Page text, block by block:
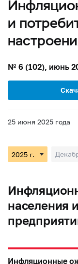
и
№ 6 (102), июнь
25 июня 2025 года
населения
Инфляционные